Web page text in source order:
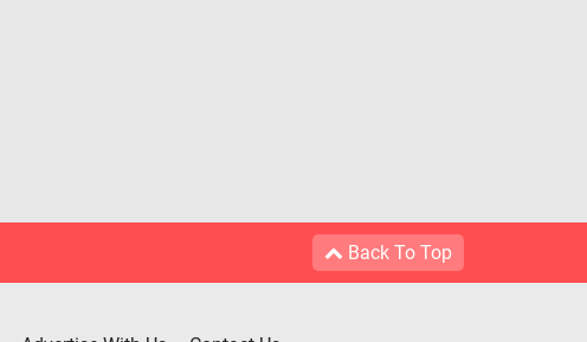
Back To Top